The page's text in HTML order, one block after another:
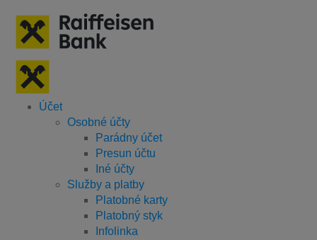
Účet
Osobné účty
Parádny účet
Presun účtu
Iné účty
Služby a platby
Platobné karty
Platobný styk
Infolinka